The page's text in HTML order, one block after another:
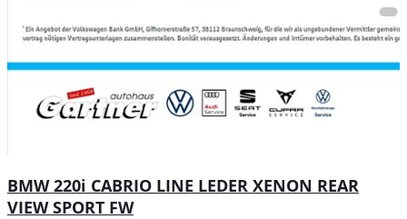
BMW 220i CABRIO LINE LEDER XENON REAR
VIEW SPORT FW